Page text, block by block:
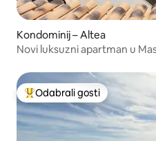
Kondominij – Altea
Novi luksuzni apartman u
Među najviše rangiranima s
Odabrali gosti